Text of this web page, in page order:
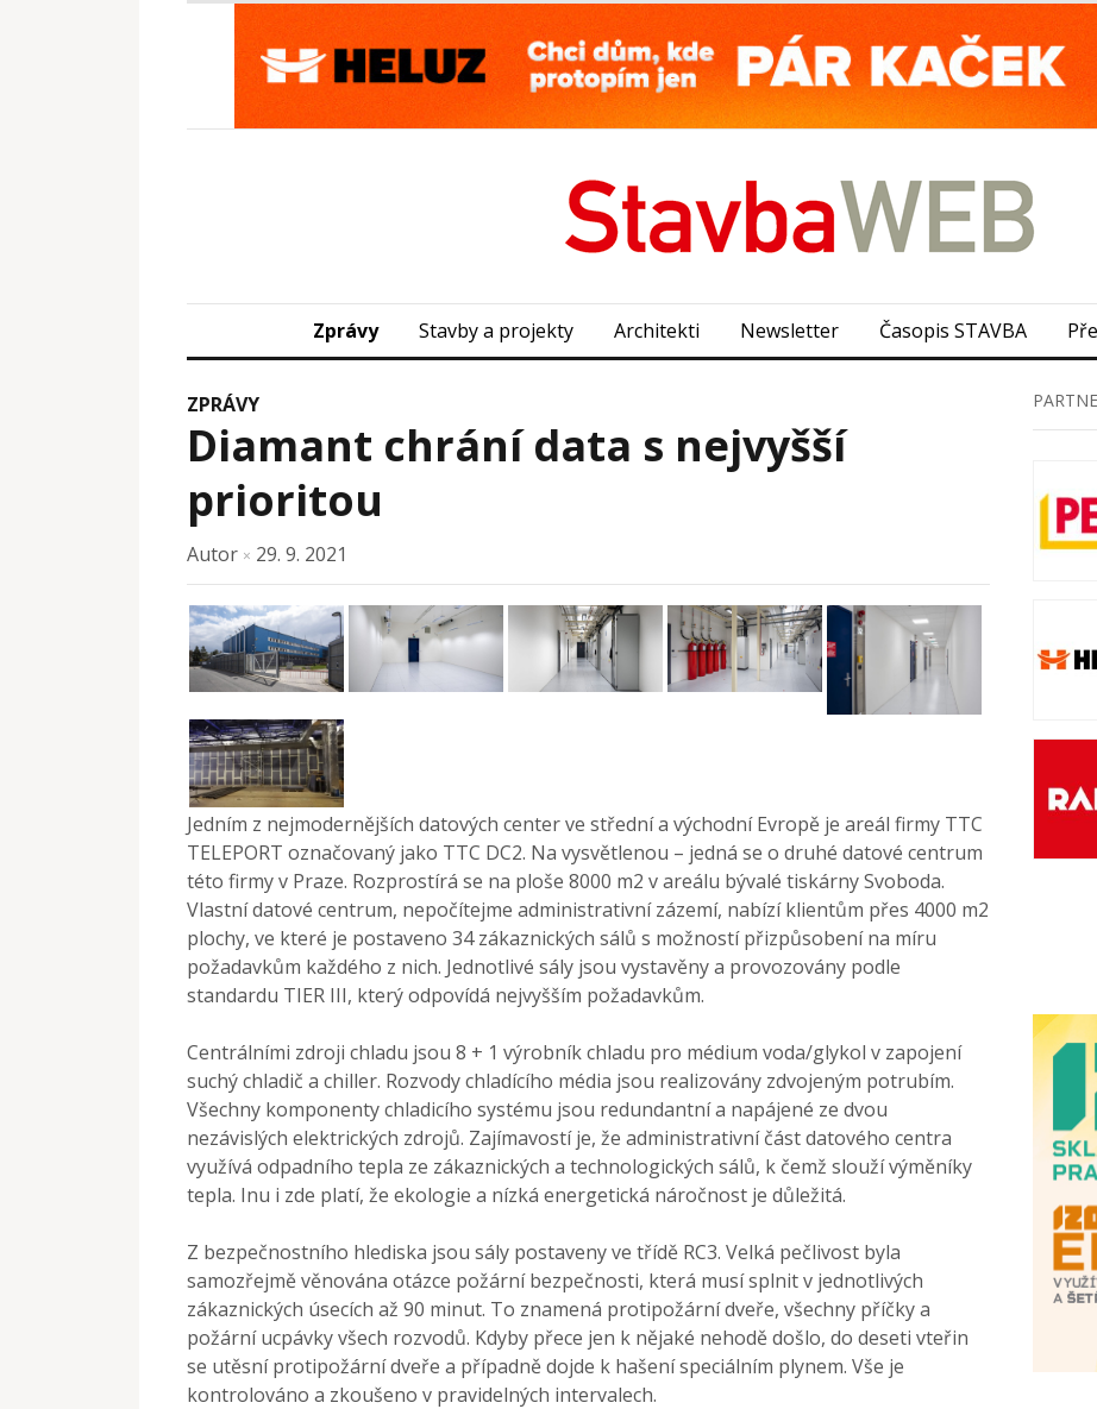
Zprávy Stavby a projekty Architekti Newsletter Časopis STAVBA
ZPRÁVY
Diamant chrání data s nejvyšší
prioritou
Autor × 29. 9. 2021
Jedním z nejmodernějších datových center ve střední a východní Evropě je areál firmy TTC
TELEPORT označovaný jako TTC DC2. Na vysvětlenou – jedná se o druhé datové centrum
této firmy v Praze. Rozprostírá se na ploše 8000 m2 v areálu bývalé tiskárny Svoboda.
Vlastní datové centrum, nepočítejme administrativní zázemí, nabízí klientům přes 4000 m2
plochy, ve které je postaveno 34 zákaznických sálů s možností přizpůsobení na míru
požadavkům každého z nich. Jednotlivé sály jsou vystavěny a provozovány podle
standardu TIER III, který odpovídá nejvyšším požadavkům.
Centrálními zdroji chladu jsou 8 + 1 výrobník chladu pro médium voda/glykol v zapojení
suchý chladič a chiller. Rozvody chladícího média jsou realizovány zdvojeným potrubím.
Všechny komponenty chladicího systému jsou redundantní a napájené ze dvou
nezávislých elektrických zdrojů. Zajímavostí je, že administrativní část datového centra
využívá odpadního tepla ze zákaznických a technologických sálů, k čemž slouží výměníky
tepla. Inu i zde platí, že ekologie a nízká energetická náročnost je důležitá.
Z bezpečnostního hlediska jsou sály postaveny ve třídě RC3. Velká pečlivost byla
samozřejmě věnována otázce požární bezpečnosti, která musí splnit v jednotlivých
zákaznických úsecích až 90 minut. To znamená protipožární dveře, všechny příčky a
požární ucpávky všech rozvodů. Kdyby přece jen k nějaké nehodě došlo, do deseti vteřin
se utěsní protipožární dveře a případně dojde k hašení speciálním plynem. Vše je
kontrolováno a zkoušeno v pravidelných intervalech.